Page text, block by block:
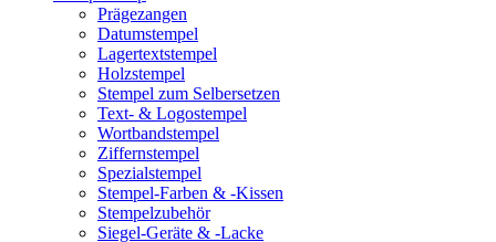
Prägezangen
Datumstempel
Lagertextstempel
Holzstempel
Stempel zum Selbersetzen
Text- & Logostempel
Wortbandstempel
Ziffernstempel
Spezialstempel
Stempel-Farben & -Kissen
Stempelzubehör
Siegel-Geräte & -Lacke